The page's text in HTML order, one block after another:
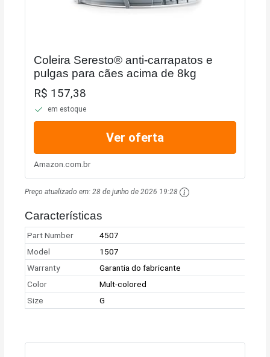
Coleira Seresto® anti-carrapatos e
pulgas para cães acima de 8kg
R$ 157,38
em estoque
Ver oferta
Amazon.com.br
Preço atualizado em:28 de junho de 2026 19:28
Características
Part Number
4507
Model
1507
Warranty
Garantia do fabricante
Color
Mult-colored
Size
G